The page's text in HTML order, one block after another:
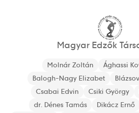
Magyar Edzők
Molnár Zoltán
Ághassi
Balogh-Nagy Elizabet
Csabai Edvin
Csiki György
dr. Dénes Tamás
Dikácz Ernő